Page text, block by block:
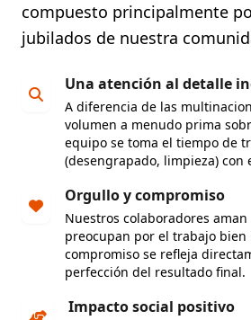
compuesto principalmente
jubilados de nuestra
Una atención al detalle
A diferencia de las
volumen a menudo prima
equipo se toma el tiempo de
(desengrapado, limpieza) con
Orgullo y compromiso
Nuestros colaboradores
preocupan por el trabajo bien
compromiso se refleja
perfección del resultado final.
Impacto social positivo